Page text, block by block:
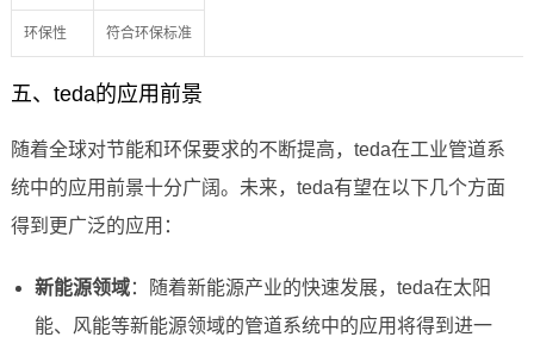
环保性 符合环保标准
五、teda的应用前景
随着全球对节能和环保要求的不断提高，teda在工业管道系
统中的应用前景十分广阔。未来，teda有望在以下几个方面
得到更广泛的应用：
新能源领域：随着新能源产业的快速发展，teda在太阳
能、风能等新能源领域的管道系统中的应用将得到进一